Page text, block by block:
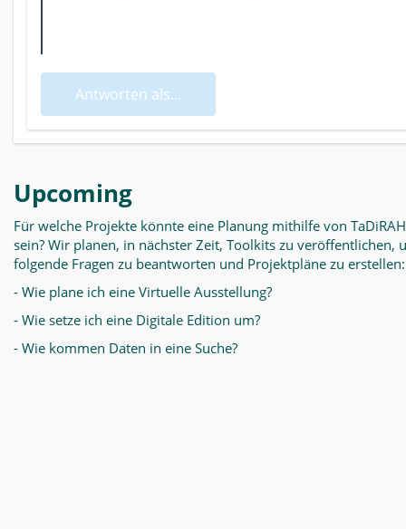
Antworten als...
Upcoming
Für welche Projekte könnte eine Planung mithilfe von
sein? Wir planen, in nächster Zeit, Toolkits zu veröffentlichen,
folgende Fragen zu beantworten und Projektpläne zu erstellen:
- Wie plane ich eine Virtuelle Ausstellung?
- Wie setze ich eine Digitale Edition um?
- Wie kommen Daten in eine Suche?